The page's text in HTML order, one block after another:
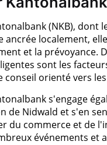
(NKB), dont
ancrée localement,
et la prévoyance.
sont les
conseil orienté vers
s'engage
de Nidwald et s'en
du commerce et de
événements et